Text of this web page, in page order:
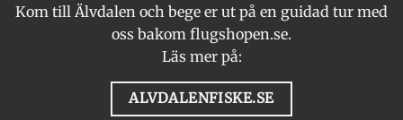
Kom till Älvdalen och bege er ut på en guidad tur med
oss bakom flugshopen.se.
Läs mer på:
ALVDALENFISKE.SE